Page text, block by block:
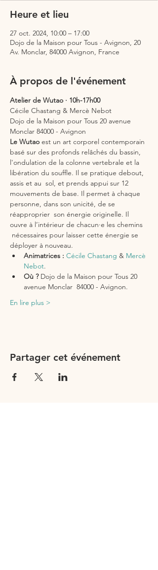
Heure et lieu
27 oct. 2024, 10:00 – 17:00
Dojo de la Maison pour Tous - Avignon, 20
Av. Monclar, 84000 Avignon, France
À propos de l'événement
Atelier de Wutao · 10h-17h00
Cécile Chastang & Mercè Nebot
Dojo de la Maison pour Tous 20 avenue
Monclar 84000 - Avignon
Le Wutao est un art corporel contemporain
basé sur des profonds relâchés du bassin,
l'ondulation de la colonne vertebrale et la
libération du souffle. Il se pratique debout,
assis et au  sol, et prends appui sur 12
mouvements de base. Il permet à chaque
personne, dans son unicité, de se
réapproprier  son énergie originelle. Il
ouvre à l’intérieur de chacun·e les chemins
nécessaires pour laisser cette énergie se
déployer à nouveau.
Animatrices : Cécile Chastang & Mercè
Nebot.
Où ? Dojo de la Maison pour Tous 20
avenue Monclar  84000 - Avignon.
En lire plus >
Partager cet événement